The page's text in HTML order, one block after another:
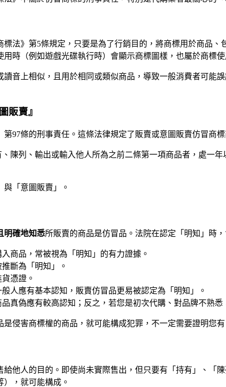
法》第5條規定，只要是為了行銷目的，將商標用於商品
時（例如遊戲光碟執行時）會顯示商標圖樣，也屬於商標使
音上相似，且用於相同或類似商品，導致一般消費者可能
販賣』
97條的刑事責任。這條法律規定了販賣或意圖販賣仿冒商標
、陳列、輸出或輸入他人所為之前二條第一項商品者，處一
「意圖販賣」。
明確地知悉所販賣的商品是仿冒品。法院在認定「明知」時
商品，常被視為「明知」的有力證據。
斷為「明知」。
憑證。
人應有基本認知，販賣仿冒品更易被認定為「明知」。
真偽應有較高認知；反之，若您是初次代購、對品牌不熟悉
侵害商標權的商品，就可能構成犯罪，不一定需要證明您
給他人的目的。即使尚未實際售出，但只要有「持有」、「
，就可能構成。